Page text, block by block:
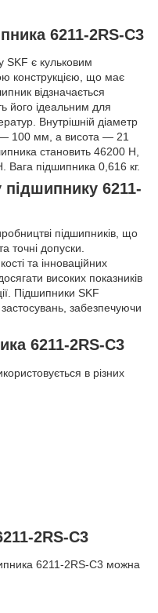
6211-2RS-C3
SKF є кульковим
конструкцією, що має
відзначається
його ідеальним для
Внутрішній діаметр
— 100 мм, а висота — 21
становить 46200 Н,
підшипника 0,616 кг.
6211-
підшипників, що
точні допуски.
та інноваційних
високих показників
Підшипники SKF
забезпечуючи
6211-2RS-C3
в різних
2RS-C3
6211-2RS-C3 можна